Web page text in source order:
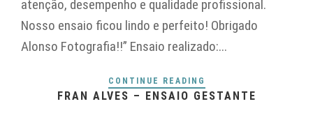
atenção, desempenho e qualidade profissional.
Nosso ensaio ficou lindo e perfeito! Obrigado
Alonso Fotografia!!” Ensaio realizado:...
CONTINUE READING
FRAN ALVES – ENSAIO GESTANTE